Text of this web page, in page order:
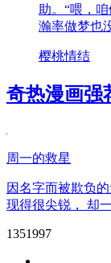
助。“喂，
瀚率做梦也
樱桃情结
奇热漫画强
周一的救星
因名字而被欺负
现得很尖锐， 却
1351997